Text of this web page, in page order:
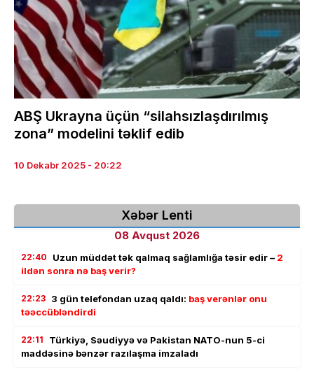
ABŞ Ukrayna üçün “silahsızlaşdırılmış
zona” modelini təklif edib
10 Dekabr 2025 - 20:22
Xəbər Lenti
08 Avqust 2026
22:40 Uzun müddət tək qalmaq sağlamlığa təsir edir – 2
ildən sonra nə baş verir?
22:23 3 gün telefondan uzaq qaldı: baş verənlər onu
təəccübləndirdi
22:11
Türkiyə, Səudiyyə və Pakistan NATO-nun 5-ci
maddəsinə bənzər razılaşma imzaladı